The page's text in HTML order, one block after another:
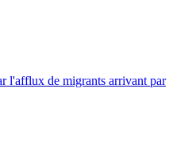
l'afflux de migrants arrivant par